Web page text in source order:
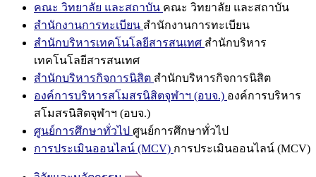
คณะ วิทยาลัย และสถาบัน คณะ วิทยาลัย และสถาบัน
สำนักงานการทะเบียน สำนักงานการทะเบียน
สำนักบริหารเทคโนโลยีสารสนเทศ สำนักบริหาร
เทคโนโลยีสารสนเทศ
สำนักบริหารกิจการนิสิต สำนักบริหารกิจการนิสิต
องค์การบริหารสโมสรนิสิตจุฬาฯ (อบจ.) องค์การบริหาร
สโมสรนิสิตจุฬาฯ (อบจ.)
ศูนย์การศึกษาทั่วไป ศูนย์การศึกษาทั่วไป
การประเมินออนไลน์ (MCV) การประเมินออนไลน์ (MCV)